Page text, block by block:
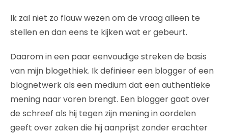
Ik zal niet zo flauw wezen om de vraag alleen te
stellen en dan eens te kijken wat er gebeurt.
Daarom in een paar eenvoudige streken de basis
van mijn blogethiek. Ik definieer een blogger of een
blognetwerk als een medium dat een authentieke
mening naar voren brengt. Een blogger gaat over
de schreef als hij tegen zijn mening in oordelen
geeft over zaken die hij aanprijst zonder erachter